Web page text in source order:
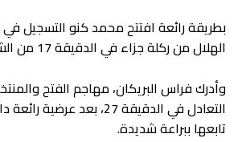
بطريقة رائعة افتتح محمد كنو التسجيل في
الهلال من ركلة جزاء في الدقيقة 17 من الشوط الأول.
وأدرك فراس البريكان، مهاجم الفتح
التعادل في الدقيقة 27، بعد
تابعها ببراعة شديدة.